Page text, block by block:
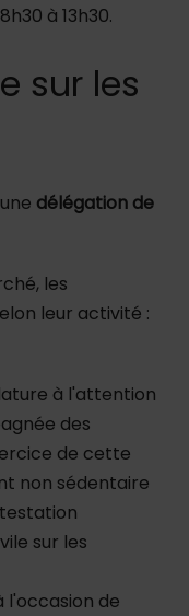
à 13h30.
sur les
délégation de
les
leur activité :
à l'attention
des
de cette
non sédentaire
sur les
l'occasion de